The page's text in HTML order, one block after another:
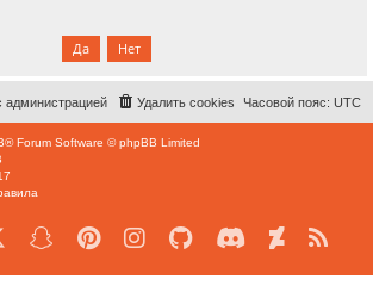
Часовой пояс: UTC
Удалить cookies
администрацией
® Forum Software © phpBB Limited